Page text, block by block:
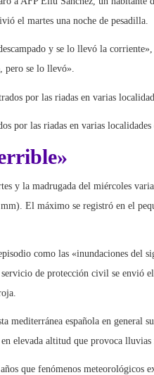
el martes una noche de pesadilla.
y se lo llevó la
pero se lo llevó».
por las riadas en varias
y la madrugada del miércoles
El máximo se registró en el
como las «inundaciones del
de protección civil se envió
mediterránea española en general
elevada altitud que provoca lluvias
que fenómenos meteorológicos